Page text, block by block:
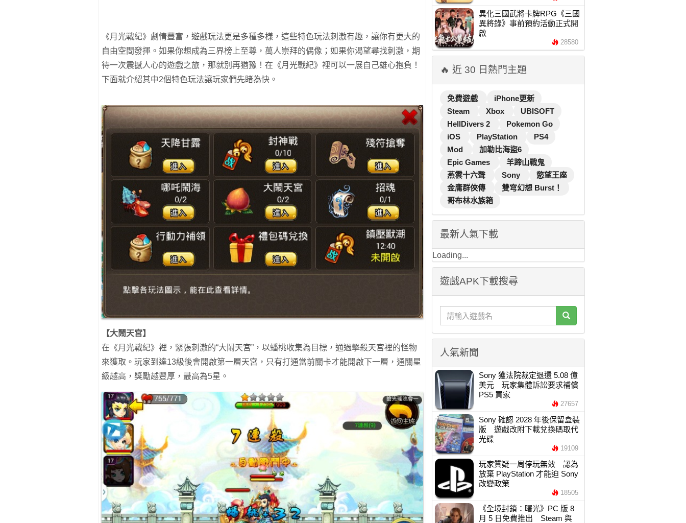
《月光戰紀》劇情豐富，遊戲玩法更是多種多樣，這些特色玩法刺激有趣，讓你有更大的
自由空間發揮。如果你想成為三界榜上至尊，萬人崇拜的偶像；如果你渴望尋找刺激，期
待一次震撼人心的遊戲之旅，那就別再猶豫！在《月光戰紀》裡可以一展自己雄心抱負！
下面就介紹其中2個特色玩法讓玩家們先睹為快。
【大鬧天宮】
在《月光戰紀》裡，緊張刺激的“大鬧天宮”，以蟠桃收集為目標，通過擊殺天宮裡的怪物
來獲取。玩家到達13級後會開啟第一層天宮，只有打通當前關卡才能開啟下一層，通關星
級越高，獎勵越豐厚，最高為5星。
異化三國武將卡牌RPG《三國
異將錄》事前預約活動正式開
啟
28580
🔥 近 30 日熱門主題
免費遊戲
iPhone更新
Steam
Xbox
UBISOFT
HellDivers 2
Pokemon Go
iOS
PlayStation
PS4
Mod
加勒比海盜6
Epic Games
羊蹄山戰鬼
燕雲十六聲
Sony
慾望王座
金庸群俠傳
雙穹幻想 Burst！
哥布林水族箱
最新人氣下載
Loading...
遊戲APK下載搜尋
人氣新聞
Sony 獲法院裁定退還 5.08 億
美元 玩家集體訴訟要求補償
PS5 買家
27657
Sony 確認 2028 年後保留盒裝
版 遊戲改附下載兌換碼取代
光碟
19109
玩家質疑一周停玩無效 認為
放棄 PlayStation 才能迫 Sony
改變政策
18505
《全境封鎖：曙光》PC 版 8
月 5 日免費推出 Steam 與